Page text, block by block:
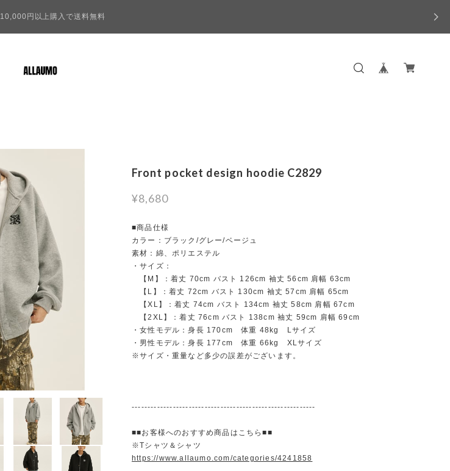
10,000円以上購入で送料無料
Front pocket design hoodie C2829
¥8,680
■商品仕様
カラー：ブラック/グレー/ベージュ
素材：綿、ポリエステル
・サイズ：
【M】：着丈 70cm バスト 126cm 袖丈 56cm 肩幅 63cm
【L】：着丈 72cm バスト 130cm 袖丈 57cm 肩幅 65cm
【XL】：着丈 74cm バスト 134cm 袖丈 58cm 肩幅 67cm
【2XL】：着丈 76cm バスト 138cm 袖丈 59cm 肩幅 69cm
・女性モデル：身長 170cm 体重 48kg Lサイズ
・男性モデル：身長 177cm 体重 66kg XLサイズ
※サイズ・重量など多少の誤差がございます。
----------------------------------------------------------
■■お客様へのおすすめ商品はこちら■■
※Tシャツ＆シャツ
https://www.allaumo.com/categories/4241858